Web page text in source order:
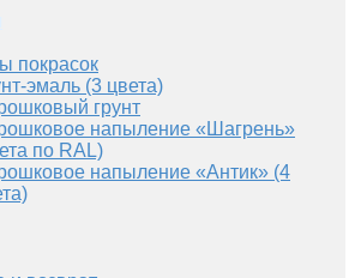
покрасок
эмаль (3 цвета)
грунт
напыление «Шагрень»
по RAL)
напыление «Антик» (4